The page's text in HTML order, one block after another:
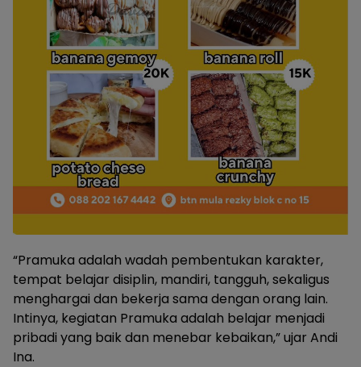
“Pramuka adalah wadah pembentukan karakter,
tempat belajar disiplin, mandiri, tangguh, sekaligus
menghargai dan bekerja sama dengan orang lain.
Intinya, kegiatan Pramuka adalah belajar menjadi
pribadi yang baik dan menebar kebaikan,” ujar Andi
Ina.